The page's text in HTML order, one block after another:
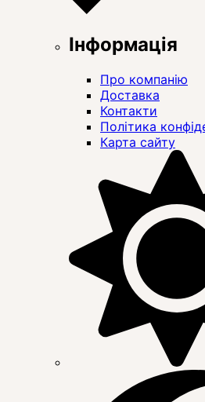
Інформація
Про компанію
Доставка
Контакти
Політика
Карта сайту